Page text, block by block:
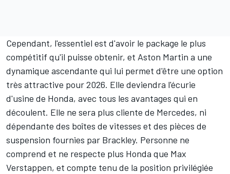
Cependant, l'essentiel est d'avoir le package le plus
compétitif qu'il puisse obtenir, et Aston Martin a une
dynamique ascendante qui lui permet d'être une option
très attractive pour 2026. Elle deviendra l'écurie
d'usine de Honda, avec tous les avantages qui en
découlent. Elle ne sera plus cliente de Mercedes, ni
dépendante des boîtes de vitesses et des pièces de
suspension fournies par Brackley. Personne ne
comprend et ne respecte plus Honda que Max
Verstappen, et compte tenu de la position privilégiée